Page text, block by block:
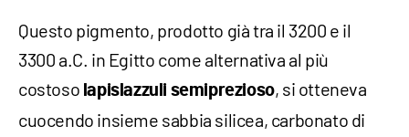
Questo pigmento, prodotto già tra il 3200 e il
3300 a.C. in Egitto come alternativa al più
costoso lapislazzuli semiprezioso, si otteneva
cuocendo insieme sabbia silicea, carbonato di